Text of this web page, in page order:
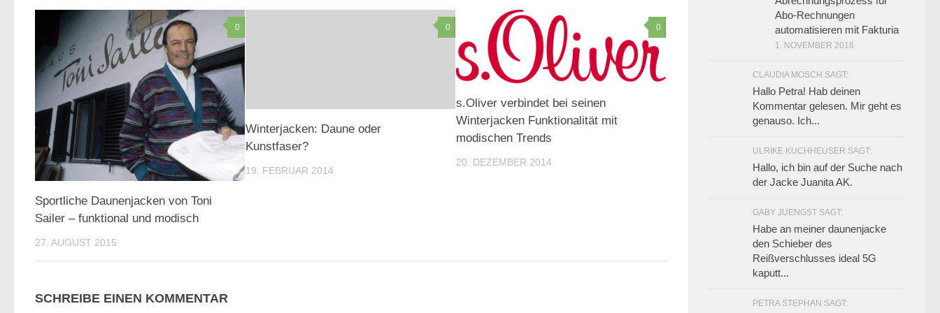
0
Sportliche Daunenjacken von Toni
Sailer – funktional und modisch
27. AUGUST 2015
0
Winterjacken: Daune oder
Kunstfaser?
19. FEBRUAR 2014
0
s.Oliver verbindet bei seinen
Winterjacken Funktionalität mit
modischen Trends
20. DEZEMBER 2014
SCHREIBE EINEN KOMMENTAR
Abo-Rechnungen
automatisieren mit Fakturia
1. NOVEMBER 2018
CLAUDIA MOSCH SAGT:
Hallo Petra! Hab deinen
Kommentar gelesen. Mir geht es
genauso. Ich...
ULRIKE KUCHHEUSER SAGT:
Hallo, ich bin auf der Suche nach
der Jacke Juanita AK.
GABY JUENGST SAGT:
Habe an meiner daunenjacke
den Schieber des
Reißverschlusses ideal 5G
kaputt...
PETRA STEPHAN SAGT: